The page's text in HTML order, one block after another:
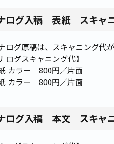
ログ入稿 表紙 スキャ
ログ原稿は、スキャニング代が
ログスキャニング代】
カラー 800円／片面
カラー 800円／片面
ログ入稿 本文 スキャ